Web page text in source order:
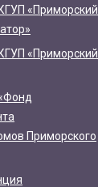
«Приморский
«Приморский
Приморского